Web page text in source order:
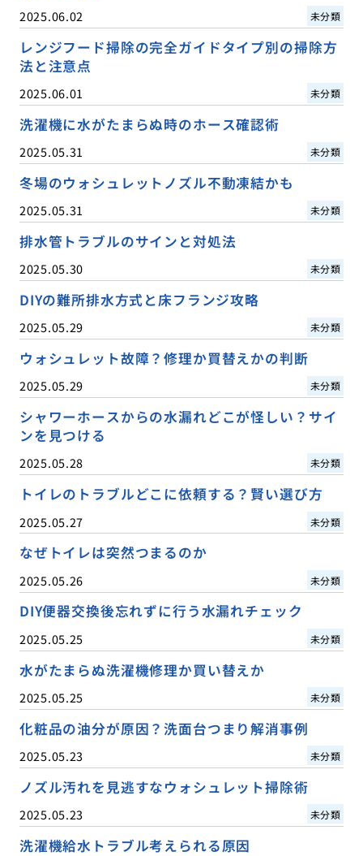
2025.06.02 未分類
レンジフード掃除の完全ガイドタイプ別の掃除方
法と注意点
2025.06.01 未分類
洗濯機に水がたまらぬ時のホース確認術
2025.05.31 未分類
冬場のウォシュレットノズル不動凍結かも
2025.05.31 未分類
排水管トラブルのサインと対処法
2025.05.30 未分類
DIYの難所排水方式と床フランジ攻略
2025.05.29 未分類
ウォシュレット故障？修理か買替えかの判断
2025.05.29 未分類
シャワーホースからの水漏れどこが怪しい？サイ
ンを見つける
2025.05.28 未分類
トイレのトラブルどこに依頼する？賢い選び方
2025.05.27 未分類
なぜトイレは突然つまるのか
2025.05.26 未分類
DIY便器交換後忘れずに行う水漏れチェック
2025.05.25 未分類
水がたまらぬ洗濯機修理か買い替えか
2025.05.25 未分類
化粧品の油分が原因？洗面台つまり解消事例
2025.05.23 未分類
ノズル汚れを見逃すなウォシュレット掃除術
2025.05.23 未分類
洗濯機給水トラブル考えられる原因